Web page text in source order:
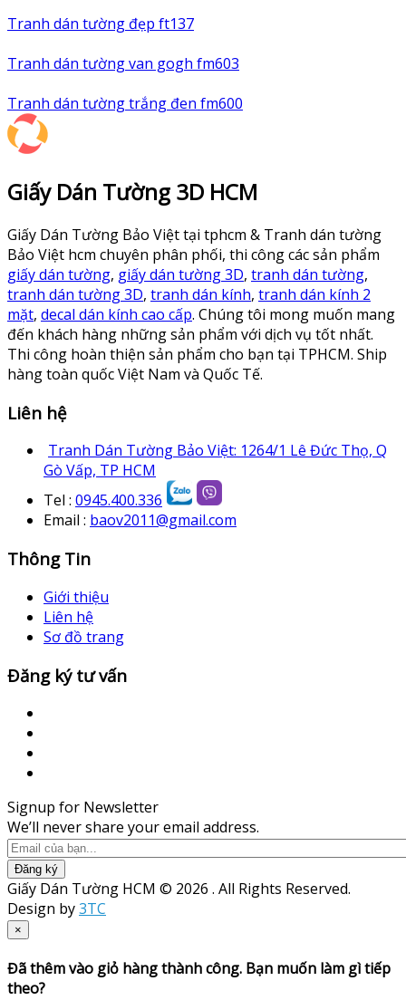
Tranh dán tường đẹp ft137
Tranh dán tường van gogh fm603
Tranh dán tường trắng đen fm600
Giấy Dán Tường 3D HCM
Giấy Dán Tường Bảo Việt tại tphcm & Tranh dán tường
Bảo Việt hcm chuyên phân phối, thi công các sản phẩm
giấy dán tường, giấy dán tường 3D, tranh dán tường,
tranh dán tường 3D, tranh dán kính, tranh dán kính 2
mặt, decal dán kính cao cấp. Chúng tôi mong muốn mang
đến khách hàng những sản phẩm với dịch vụ tốt nhất.
Thi công hoàn thiện sản phẩm cho bạn tại TPHCM. Ship
hàng toàn quốc Việt Nam và Quốc Tế.
Liên hệ
Tranh Dán Tường Bảo Việt: 1264/1 Lê Đức Thọ, Q
Gò Vấp, TP HCM
Tel : 0945.400.336
Email : baov2011@gmail.com
Thông Tin
Giới thiệu
Liên hệ
Sơ đồ trang
Đăng ký tư vấn
Signup for Newsletter
We’ll never share your email address.
Đăng ký
Giấy Dán Tường HCM © 2026 . All Rights Reserved.
Design by3TC
×
Đã thêm vào giỏ hàng thành công. Bạn muốn làm gì tiếp
theo?